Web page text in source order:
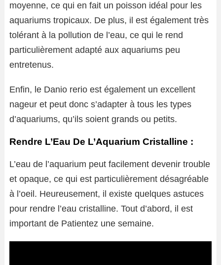
moyenne, ce qui en fait un poisson idéal pour les
aquariums tropicaux. De plus, il est également très
tolérant à la pollution de l’eau, ce qui le rend
particulièrement adapté aux aquariums peu
entretenus.
Enfin, le Danio rerio est également un excellent
nageur et peut donc s’adapter à tous les types
d’aquariums, qu’ils soient grands ou petits.
Rendre L’Eau De L’Aquarium Cristalline :
L’eau de l’aquarium peut facilement devenir trouble
et opaque, ce qui est particulièrement désagréable
à l’oeil. Heureusement, il existe quelques astuces
pour rendre l’eau cristalline. Tout d’abord, il est
important de Patientez une semaine.